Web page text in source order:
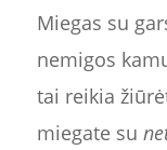
Miegas su
nemigos
tai reikia
miegate su